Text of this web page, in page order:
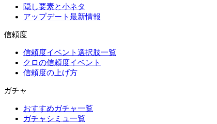
隠し要素と小ネタ
アップデート最新情報
信頼度
信頼度イベント選択肢一覧
クロの信頼度イベント
信頼度の上げ方
ガチャ
おすすめガチャ一覧
ガチャシミュ一覧